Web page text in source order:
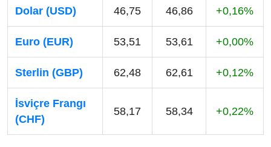
Dolar (USD) 46,75 46,86 +0,16%
Euro (EUR) 53,51 53,61 +0,00%
Sterlin (GBP) 62,48 62,61 +0,12%
İsviçre Frangı
(CHF)
58,17 58,34 +0,22%